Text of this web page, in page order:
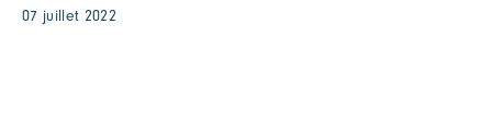
07 juillet 2022